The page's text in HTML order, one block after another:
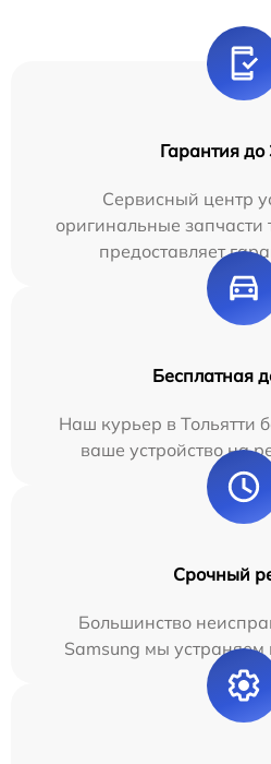
Гарантия до
Сервисный центр
оригинальные запчасти
предоставляет
Бесплатная
Наш курьер в Тольятти
ваше устройство на
Срочный
Большинство
Samsung мы устраняем